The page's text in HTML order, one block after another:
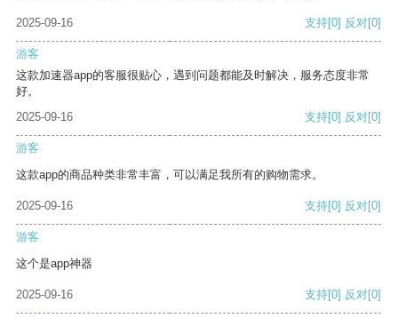
2025-09-16 支持[0] 反对[0]
游客
这款加速器app的客服很贴心，遇到问题都能及时解决，服务态度非常
好。
2025-09-16
支持[0] 反对[0]
游客
这款app的商品种类非常丰富，可以满足我所有的购物需求。
2025-09-16 支持[0] 反对[0]
游客
这个是app神器
2025-09-16 支持[0] 反对[0]